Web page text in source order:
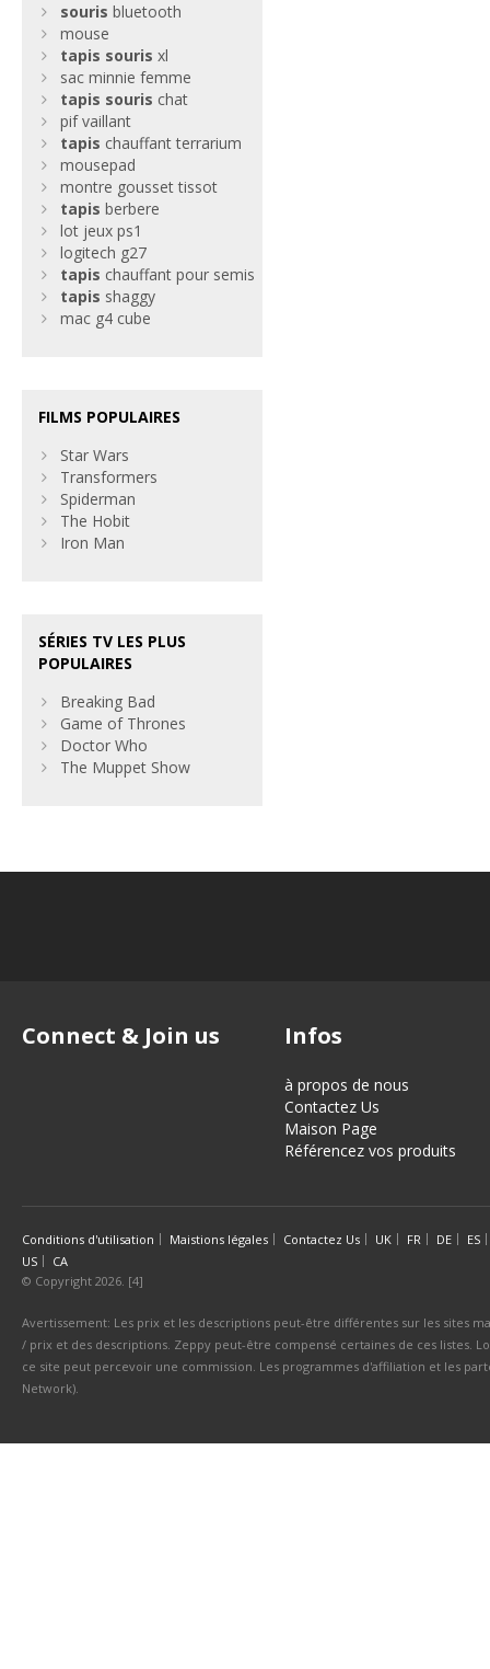
souris bluetooth
mouse
tapis souris xl
sac minnie femme
tapis souris chat
pif vaillant
tapis chauffant terrarium
mousepad
montre gousset tissot
tapis berbere
lot jeux ps1
logitech g27
tapis chauffant pour semis
tapis shaggy
mac g4 cube
FILMS POPULAIRES
Star Wars
Transformers
Spiderman
The Hobit
Iron Man
SÉRIES TV LES PLUS
POPULAIRES
Breaking Bad
Game of Thrones
Doctor Who
The Muppet Show
Connect & Join us Infos
à propos de nous
Contactez Us
Maison Page
Référencez vos produits
Conditions d'utilisation Maistions légales Contactez Us UK FR DE
ES
US
CA
© Copyright 2026. [4]
Avertissement: Les prix et les descriptions peut-être différentes sur les sites
/ prix et des descriptions. Zeppy peut-être compensé certaines de ces listes.
ce site peut percevoir une commission. Les programmes d'affiliation et les
Network).